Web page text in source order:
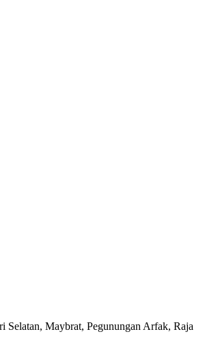
Maybrat, Pegunungan Arfak, Raja